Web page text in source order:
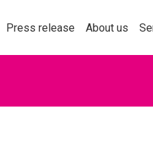
Press release About us